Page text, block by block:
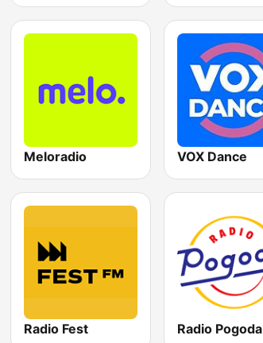
Meloradio VOX Dance
Radio Fest Radio Pogoda